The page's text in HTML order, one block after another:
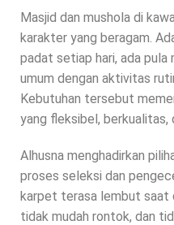
Masjid dan mushola di
karakter yang beragam.
padat setiap hari, ada
umum dengan aktivitas
Kebutuhan tersebut
yang fleksibel, berkualitas,
Alhusna menghadirkan
proses seleksi dan
karpet terasa lembut saat
tidak mudah rontok, dan